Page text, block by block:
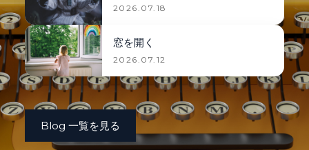
2026.07.18
窓を開く
2026.07.12
Blog 一覧を見る